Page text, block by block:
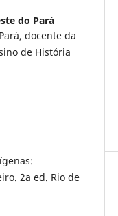
do Pará
docente da
de História
2a ed. Rio de